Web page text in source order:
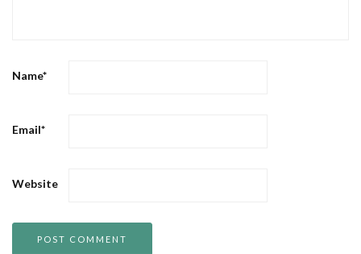
Name*
Email*
Website